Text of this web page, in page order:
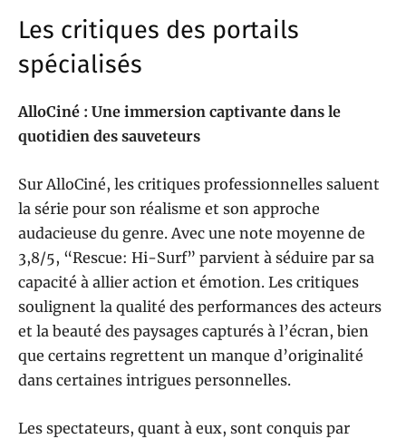
Les critiques des portails
spécialisés
AlloCiné : Une immersion captivante dans le
quotidien des sauveteurs
Sur AlloCiné, les critiques professionnelles saluent
la série pour son réalisme et son approche
audacieuse du genre. Avec une note moyenne de
3,8/5, “Rescue: Hi-Surf” parvient à séduire par sa
capacité à allier action et émotion. Les critiques
soulignent la qualité des performances des acteurs
et la beauté des paysages capturés à l’écran, bien
que certains regrettent un manque d’originalité
dans certaines intrigues personnelles.
Les spectateurs, quant à eux, sont conquis par